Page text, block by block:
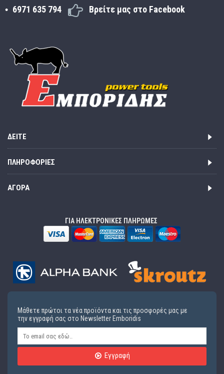
6971 635 794 Βρείτε μας στο Facebook
ΔΕΊΤΕ
ΠΛΗΡΟΦΟΡΊΕΣ
ΑΓΟΡΆ
ΓΙΑ ΗΛΕΚΤΡΟΝΙΚΕΣ ΠΛΗΡΩΜΕΣ
Μάθετε πρώτοι τα νέα προϊόντα και τις προσφορές μας με
την εγγραφή σας στο Newsletter Emboridis
Εγγραφή